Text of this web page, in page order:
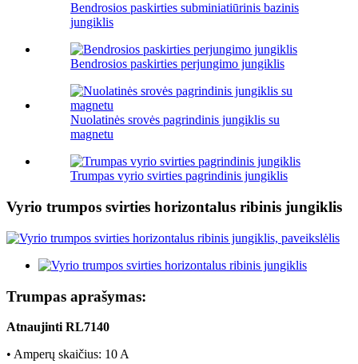
Bendrosios paskirties subminiatiūrinis bazinis
jungiklis
Bendrosios paskirties perjungimo jungiklis
Nuolatinės srovės pagrindinis jungiklis su
magnetu
Trumpas vyrio svirties pagrindinis jungiklis
Vyrio trumpos svirties horizontalus ribinis jungiklis
Trumpas aprašymas:
Atnaujinti RL7140
• Amperų skaičius: 10 A